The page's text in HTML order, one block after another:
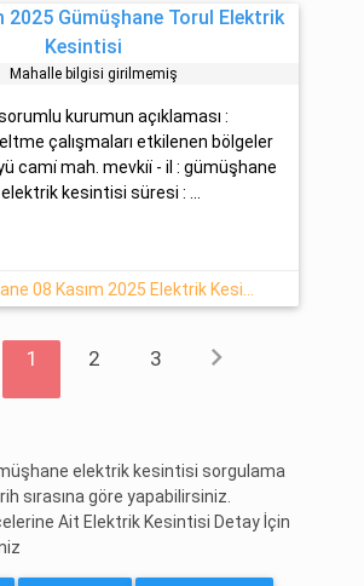
2025 Gümüşhane Torul Elektrik
Kesintisi
Mahalle bilgisi girilmemiş
kurumun açıklaması :
çalışmaları etkilenen bölgeler
cami̇ mah. mevki̇i̇ - il : gümüşhane
kesintisi süresi : ...
1 2 3 chevron_right
elektrik kesintisi sorgulama
sırasına göre yapabilirsiniz.
Ait Elektrik Kesintisi Detay İçin